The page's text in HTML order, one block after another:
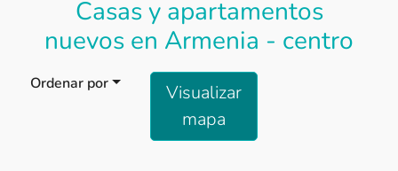
Casas y apartamentos
nuevos en Armenia - centro
Ordenar por
Visualizar
mapa